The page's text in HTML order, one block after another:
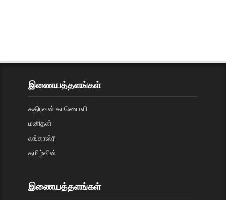
இணையத்தளங்கள்
கதிரவன் காணொளி
மனிதன்
லங்காஸ்ரீ
தமிழ்வின்
இணையத்தளங்கள்